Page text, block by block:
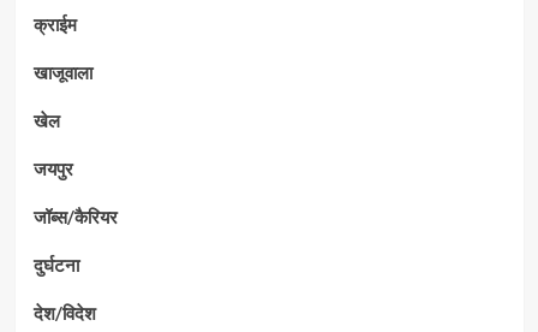
क्राईम
खाजूवाला
खेल
जयपुर
जॉब्स/कैरियर
दुर्घटना
देश/विदेश